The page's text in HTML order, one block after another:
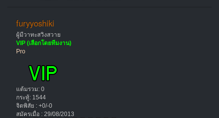
furyyoshiki
ผู้มีวาทะสวิงสวาย
VIP (เลือกโดยทีมงาน)
Pro
แต้มรวม: 0
กระทู้: 1544
จิตพิสัย : +0/-0
สมัครเมื่อ : 29/08/2013